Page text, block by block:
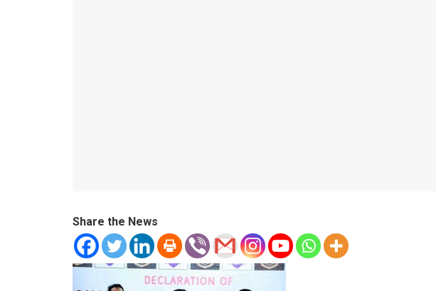
Share the News